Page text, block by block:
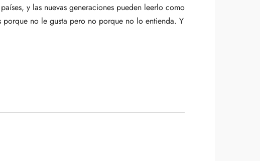
y las nuevas generaciones pueden leerlo como
porque no le gusta pero no porque no lo entienda. Y